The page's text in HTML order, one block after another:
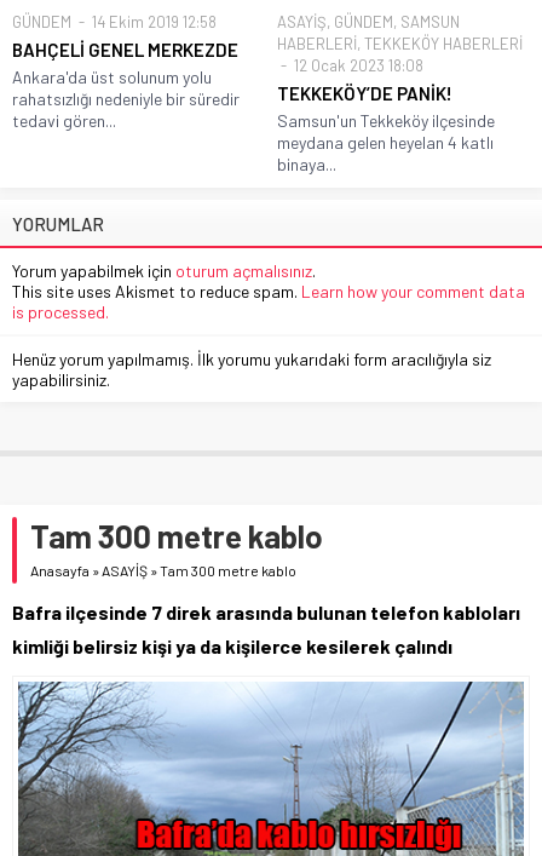
GÜNDEM 14 Ekim 2019 12:58
BAHÇELİ GENEL MERKEZDE
Ankara'da üst solunum yolu
rahatsızlığı nedeniyle bir süredir
tedavi gören...
ASAYİŞ, GÜNDEM, SAMSUN
HABERLERİ, TEKKEKÖY HABERLERİ
12 Ocak 2023 18:08
TEKKEKÖY’DE PANİK!
Samsun'un Tekkeköy ilçesinde
meydana gelen heyelan 4 katlı
binaya...
YORUMLAR
Yorum yapabilmek için oturum açmalısınız.
This site uses Akismet to reduce spam. Learn how your comment data
is processed.
Henüz yorum yapılmamış. İlk yorumu yukarıdaki form aracılığıyla siz
yapabilirsiniz.
Tam 300 metre kablo
Anasayfa »ASAYİŞ »Tam 300 metre kablo
Bafra ilçesinde 7 direk arasında bulunan telefon kabloları
kimliği belirsiz kişi ya da kişilerce kesilerek çalındı